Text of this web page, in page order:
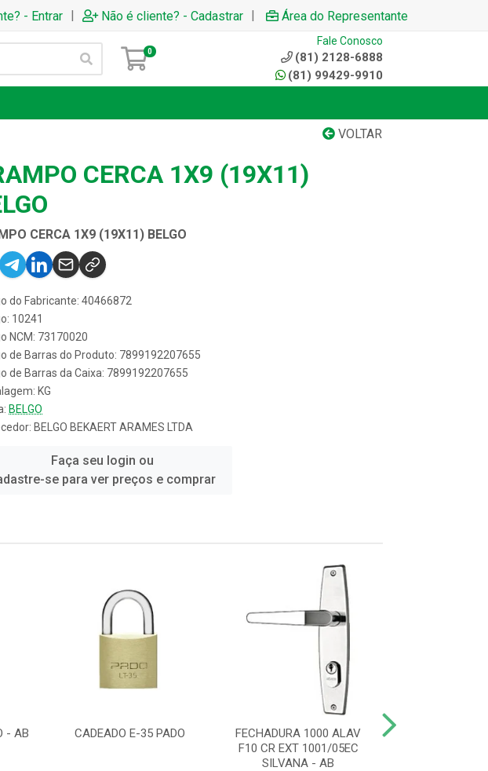
- Entrar | Não é cliente? - Cadastrar | Área do Representante
0
Fale Conosco
(81) 2128-6888
(81) 99429-9910
VOLTAR
CERCA 1X9 (19X11)
CERCA 1X9 (19X11) BELGO
do Fabricante: 40466872
10241
NCM: 73170020
de Barras do Produto: 7899192207655
de Barras da Caixa: 7899192207655
KG
BELGO
BELGO BEKAERT ARAMES LTDA
Faça seu login ou
se para ver preços e comprar
- AB CADEADO E-35 PADO
FECHADURA 1000 ALAV
F10 CR EXT 1001/05EC
SILVANA - AB